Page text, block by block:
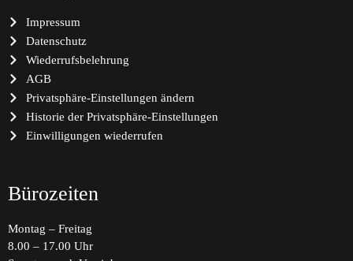
Impressum
Datenschutz
Wiederrufsbelehrung
AGB
Privatsphäre-Einstellungen ändern
Historie der Privatsphäre-Einstellungen
Einwilligungen wiederrufen
Bürozeiten
Montag – Freitag
8.00 – 17.00 Uhr